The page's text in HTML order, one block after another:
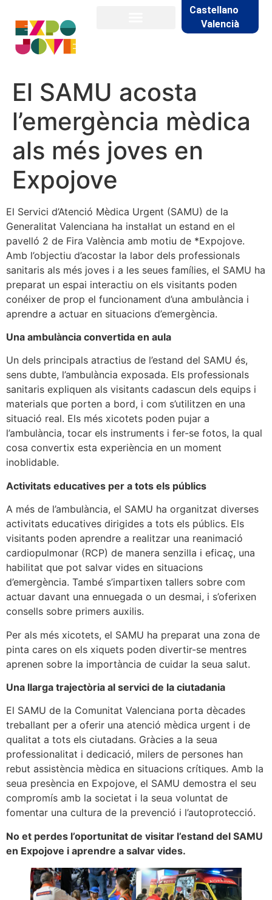
Castellano
Valencià
El SAMU acosta
l’emergència mèdica
als més joves en
Expojove
El Servici d’Atenció Mèdica Urgent (SAMU) de la
Generalitat Valenciana ha instal·lat un estand en el
pavelló 2 de Fira València amb motiu de *Expojove.
Amb l’objectiu d’acostar la labor dels professionals
sanitaris als més joves i a les seues famílies, el SAMU ha
preparat un espai interactiu on els visitants poden
conéixer de prop el funcionament d’una ambulància i
aprendre a actuar en situacions d’emergència.
Una ambulància convertida en aula
Un dels principals atractius de l’estand del SAMU és,
sens dubte, l’ambulància exposada. Els professionals
sanitaris expliquen als visitants cadascun dels equips i
materials que porten a bord, i com s’utilitzen en una
situació real. Els més xicotets poden pujar a
l’ambulància, tocar els instruments i fer-se fotos, la qual
cosa convertix esta experiència en un moment
inoblidable.
Activitats educatives per a tots els públics
A més de l’ambulància, el SAMU ha organitzat diverses
activitats educatives dirigides a tots els públics. Els
visitants poden aprendre a realitzar una reanimació
cardiopulmonar (RCP) de manera senzilla i eficaç, una
habilitat que pot salvar vides en situacions
d’emergència. També s’impartixen tallers sobre com
actuar davant una ennuegada o un desmai, i s’oferixen
consells sobre primers auxilis.
Per als més xicotets, el SAMU ha preparat una zona de
pinta cares on els xiquets poden divertir-se mentres
aprenen sobre la importància de cuidar la seua salut.
Una llarga trajectòria al servici de la ciutadania
El SAMU de la Comunitat Valenciana porta dècades
treballant per a oferir una atenció mèdica urgent i de
qualitat a tots els ciutadans. Gràcies a la seua
professionalitat i dedicació, milers de persones han
rebut assistència mèdica en situacions crítiques. Amb la
seua presència en Expojove, el SAMU demostra el seu
compromís amb la societat i la seua voluntat de
fomentar una cultura de la prevenció i l’autoprotecció.
No et perdes l’oportunitat de visitar l’estand del SAMU
en Expojove i aprendre a salvar vides.